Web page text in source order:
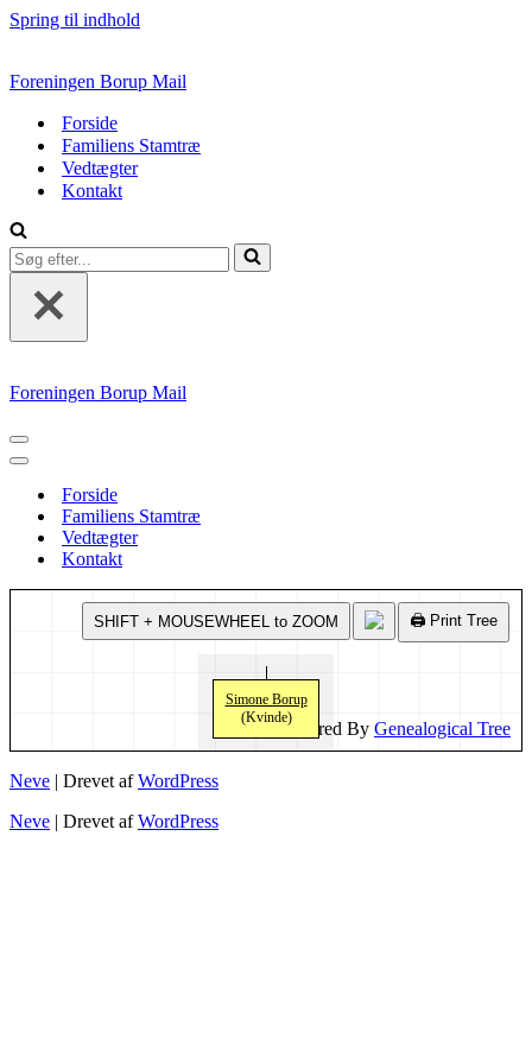
Spring til indhold
Foreningen Borup Mail
Forside
Familiens Stamtræ
Vedtægter
Kontakt
Søg
efter...
Foreningen Borup Mail
Navigation
menu
Navigation
Forside
Familiens Stamtræ
Vedtægter
Kontakt
🖨️ Print Tree
SHIFT + MOUSEWHEEL to ZOOM
Simone Borup
(Kvinde)
Powered By Genealogical Tree
Neve | Drevet afWordPress
Neve | Drevet afWordPress